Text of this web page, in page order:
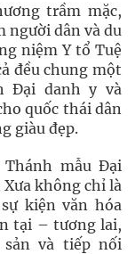
trầm mặc,
người dân và du
niệm Y tổ Tuệ
đều chung một
Đại danh y và
quốc thái dân
giàu đẹp.
mẫu Đại
không chỉ là
kiện văn hóa
tại – tương lai,
và tiếp nối